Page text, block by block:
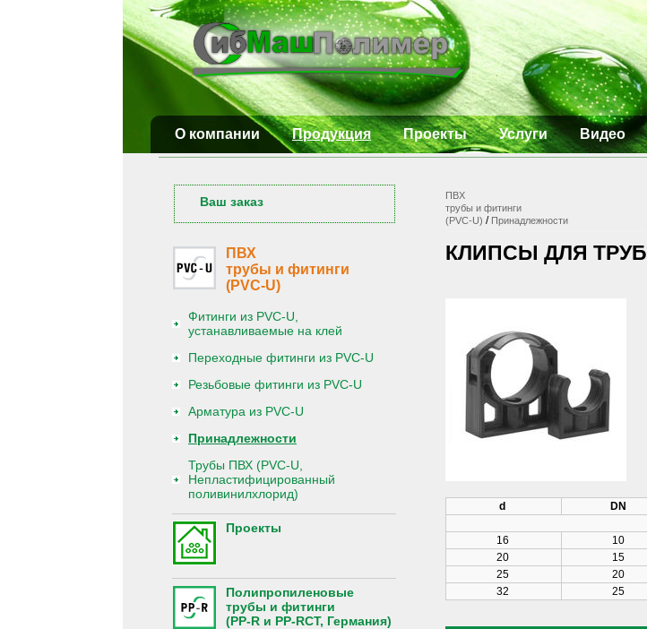
О компании Продукция Проекты Услуги Видео
Ваш заказ
ПВХ
трубы и фитинги
(PVC-U)
Фитинги из PVC-U,
устанавливаемые на клей
Переходные фитинги из PVC-U
Резьбовые фитинги из PVC-U
Арматура из PVC-U
Принадлежности
Трубы ПВХ (PVC-U,
Непластифицированный
поливинилхлорид)
Проекты
Полипропиленовые
трубы и фитинги
(PP-R и PP-RCT, Германия)
ПВХ
трубы и фитинги
(PVC-U) / Принадлежности
КЛИПСЫ ДЛЯ ТРУБ
d DN
16 10
20
15
25
20
32
25